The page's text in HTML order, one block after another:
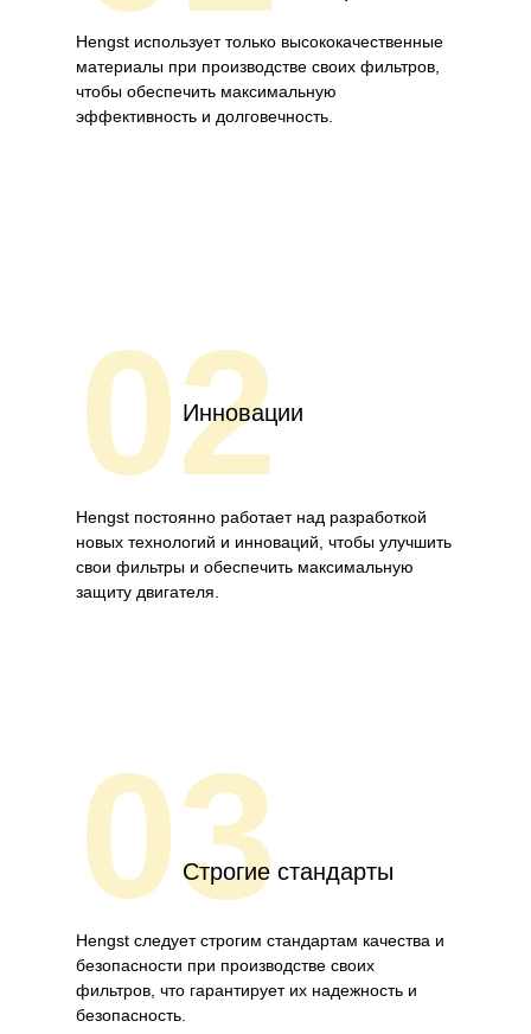
Hengst использует только высококачественные
материалы при производстве своих фильтров,
чтобы обеспечить максимальную
эффективность и долговечность.
02
Инновации
Hengst постоянно работает над разработкой
новых технологий и инноваций, чтобы улучшить
свои фильтры и обеспечить максимальную
защиту двигателя.
03Строгие стандарты
Hengst следует строгим стандартам качества и
безопасности при производстве своих
фильтров, что гарантирует их надежность и
безопасность.